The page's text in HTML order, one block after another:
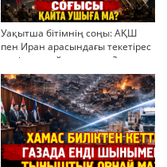
Уақытша бітімнің соңы: АҚШ
пен Иран арасындағы текетірес
неліктен қайта ушықты?